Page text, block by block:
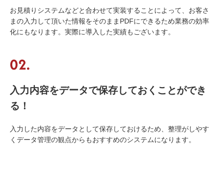
LINE登録
お見積りシステムなどと合わせて実装することによって、お客さ
まの入力して頂いた情報をそのままPDFにできるため業務の効率
化にもなります。実際に導入した実績もございます。
02.
入力内容をデータで保存しておくことができ
る！
入力した内容をデータとして保存しておけるため、整理がしやす
くデータ管理の観点からもおすすめのシステムになります。